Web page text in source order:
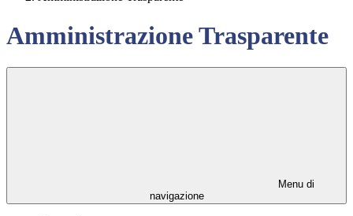
Amministrazione Trasparente
Menu di
navigazione